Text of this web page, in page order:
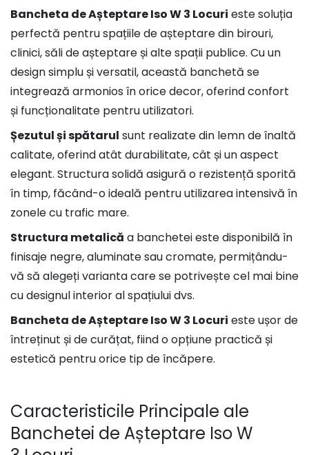
Bancheta de Așteptare Iso W 3 Locuri este soluția
perfectă pentru spațiile de așteptare din birouri,
clinici, săli de așteptare și alte spații publice. Cu un
design simplu și versatil, această banchetă se
integrează armonios în orice decor, oferind confort
și funcționalitate pentru utilizatori.
Șezutul și spătarul sunt realizate din lemn de înaltă
calitate, oferind atât durabilitate, cât și un aspect
elegant. Structura solidă asigură o rezistență sporită
în timp, făcând-o ideală pentru utilizarea intensivă în
zonele cu trafic mare.
Structura metalică a banchetei este disponibilă în
finisaje negre, aluminate sau cromate, permițându-
vă să alegeți varianta care se potrivește cel mai bine
cu designul interior al spațiului dvs.
Bancheta de Așteptare Iso W 3 Locuri este ușor de
întreținut și de curățat, fiind o opțiune practică și
estetică pentru orice tip de încăpere.
Caracteristicile Principale ale
Banchetei de Așteptare Iso W